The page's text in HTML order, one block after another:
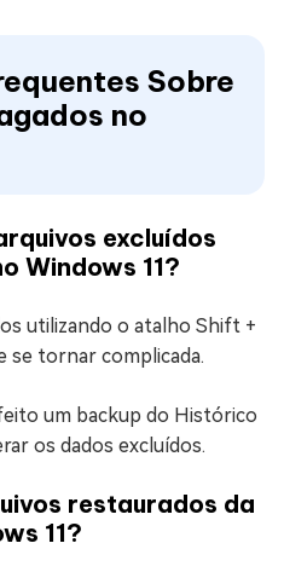
Sobre
no
excluídos
Windows 11?
utilizando o atalho Shift +
se tornar complicada.
um backup do Histórico
os dados excluídos.
restaurados da
11?